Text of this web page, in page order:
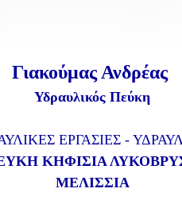
Γιακούμας Ανδρέας
Υδραυλικός Πεύκη
ΕΡΓΑΣΙΕΣ -
ΚΗΦΙΣΙΑ
ΜΕΛΙΣΣΙΑ